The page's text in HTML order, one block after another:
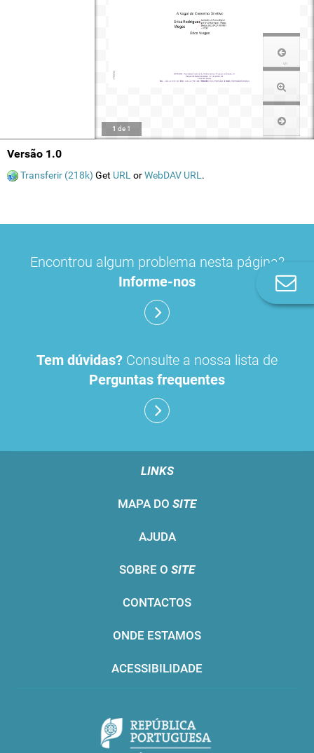
1 de 1
Versão 1.0
Transferir (218k) Get URL orWebDAV URL .
Encontrou algum problema nesta página?
Informe-nos
Tem dúvidas? Consulte a nossa lista de
Perguntas frequentes
LINKS
MAPA DO SITE
AJUDA
SOBRE O SITE
CONTACTOS
ONDE ESTAMOS
ACESSIBILIDADE